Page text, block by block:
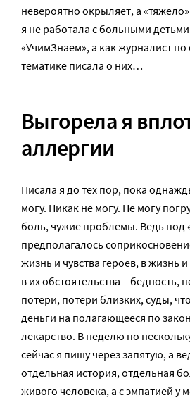
невероятно окрыляет, а
я не работала с больными
«УчимЗнаем», а как журналист
тематике писала о них…
Выгорела я
аллергии
Писала я до тех пор, пока
могу. Никак не могу. Не могу
боль, чужие проблемы. Ведь под
предполагалось
жизнь и чувства героев, в жизнь
в их обстоятельства – бедность,
потери, потери близких, суды,
деньги на полагающееся по
лекарство. В неделю по
сейчас я пишу через запятую, а
отдельная история, отдельная
живого человека, а с эмпатией у